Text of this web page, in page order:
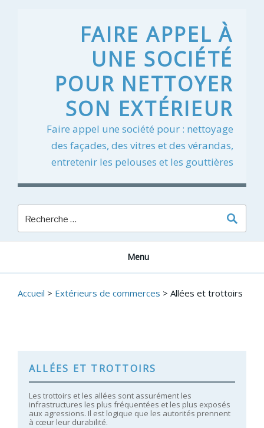
FAIRE APPEL À
UNE SOCIÉTÉ
POUR NETTOYER
SON EXTÉRIEUR
Faire appel une société pour : nettoyage
des façades, des vitres et des vérandas,
entretenir les pelouses et les gouttières
Menu
Accueil > Extérieurs de commerces > Allées et trottoirs
ALLÉES ET TROTTOIRS
Les trottoirs et les allées sont assurément les
infrastructures les plus fréquentées et les plus exposés
aux agressions. Il est logique que les autorités prennent
à cœur leur durabilité.